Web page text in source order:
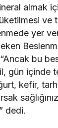
almak
ve
yer
bu
gün içinde
kefir,
dedi.